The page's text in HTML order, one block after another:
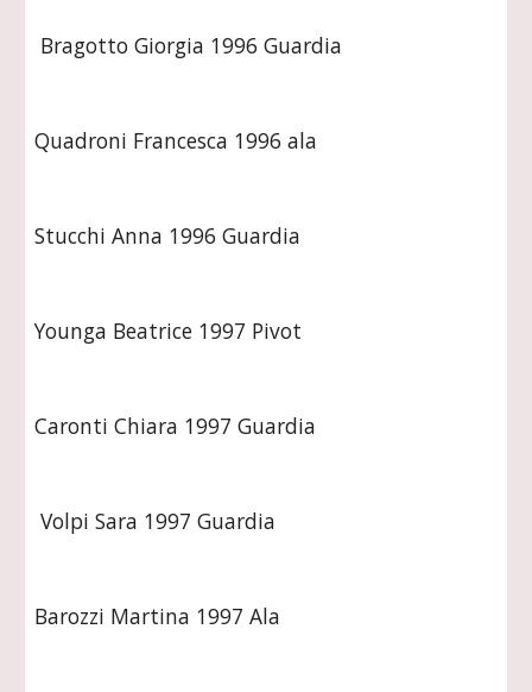
Bragotto Giorgia 1996 Guardia
Quadroni Francesca 1996 ala
Stucchi Anna 1996 Guardia
Younga Beatrice 1997 Pivot
Caronti Chiara 1997 Guardia
Volpi Sara 1997 Guardia
Barozzi Martina 1997 Ala